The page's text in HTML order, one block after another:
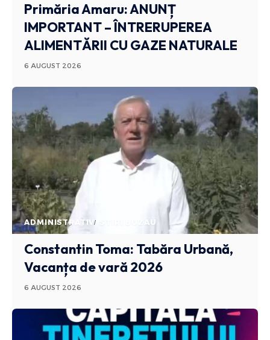
Primăria Amaru: ANUNȚ
IMPORTANT – ÎNTRERUPEREA
ALIMENTĂRII CU GAZE NATURALE
6 AUGUST 2026
ADMINISTRATIV STIRI BUZAU
Constantin Toma: Tabăra Urbană,
Vacanța de vară 2026
6 AUGUST 2026